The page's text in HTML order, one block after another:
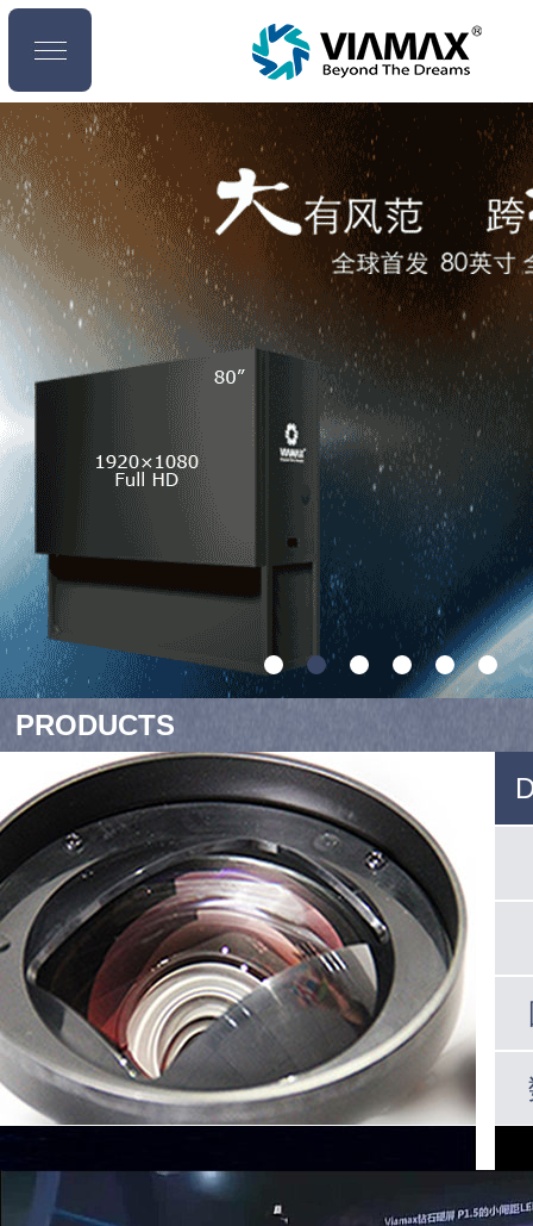
PRODUCTS